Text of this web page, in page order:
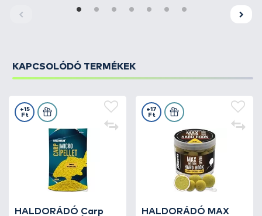
nagyra vágyunk, akkor a 30+-os méretet kell
KAPCSOLÓDÓ TERMÉKEK
HALDORÁDÓ Carp
+15
Ft
HALDORÁDÓ MAX
+17
Ft